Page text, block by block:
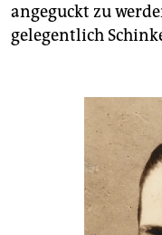
angeguckt zu
gelegentlich